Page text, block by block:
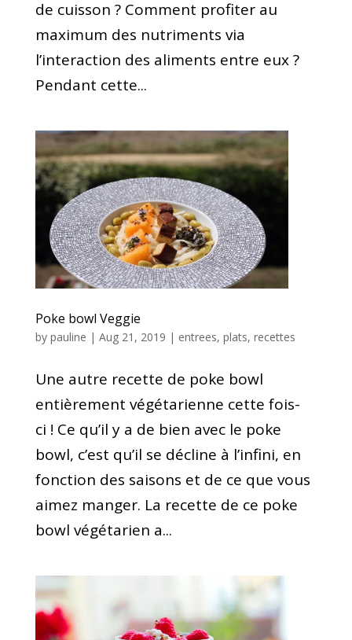
de cuisson ? Comment profiter au
maximum des nutriments via
l’interaction des aliments entre eux ?
Pendant cette...
Poke bowl Veggie
by pauline | Aug 21, 2019 | entrees, plats, recettes
Une autre recette de poke bowl
entièrement végétarienne cette fois-
ci ! Ce qu’il y a de bien avec le poke
bowl, c’est qu’il se décline à l’infini, en
fonction des saisons et de ce que vous
aimez manger. La recette de ce poke
bowl végétarien a...